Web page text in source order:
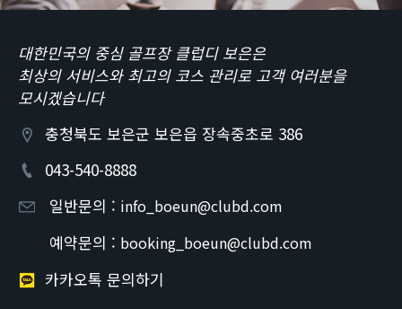
대한민국의 중심 골프장 클럽디 보은은
최상의 서비스와 최고의 코스 관리로 고객 여러분을
모시겠습니다
충청북도 보은군 보은읍 장속중초로 386
043-540-8888
일반문의 : info_boeun@clubd.com
예약문의 : booking_boeun@clubd.com
카카오톡 문의하기